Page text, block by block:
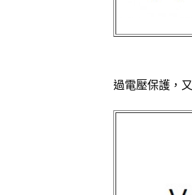
過電壓保護，